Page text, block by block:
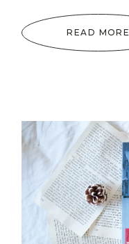
READ MORE